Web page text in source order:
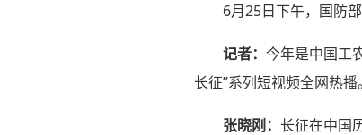
6月25日下午，国防
记者： 今年是中国工
长征”系列短视频全网热
张晓刚： 长征在中国